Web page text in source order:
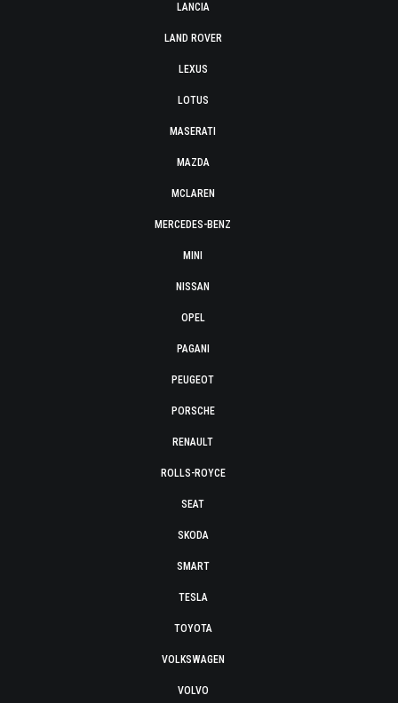
LANCIA
LAND ROVER
LEXUS
LOTUS
MASERATI
MAZDA
MCLAREN
MERCEDES-BENZ
MINI
NISSAN
OPEL
PAGANI
PEUGEOT
PORSCHE
RENAULT
ROLLS-ROYCE
SEAT
SKODA
SMART
TESLA
TOYOTA
VOLKSWAGEN
VOLVO